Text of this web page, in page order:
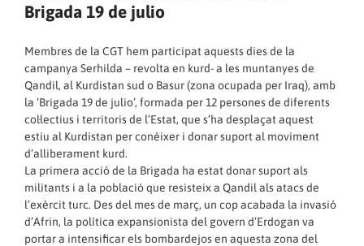
Brigada 19 de julio
Membres de la CGT hem participat aquests dies de la
campanya Serhilda – revolta en kurd- a les muntanyes de
Qandil, al Kurdistan sud o Basur (zona ocupada per Iraq), amb
la ‘Brigada 19 de julio’, formada per 12 persones de diferents
col·lectius i territoris de l’Estat, que s’ha desplaçat aquest
estiu al Kurdistan per conèixer i donar suport al moviment
d’alliberament kurd.
La primera acció de la Brigada ha estat donar suport als
militants i a la població que resisteix a Qandil als atacs de
l’exèrcit turc. Des del mes de març, un cop acabada la invasió
d’Afrin, la política expansionista del govern d’Erdogan va
portar a intensificar els bombardejos en aquesta zona del